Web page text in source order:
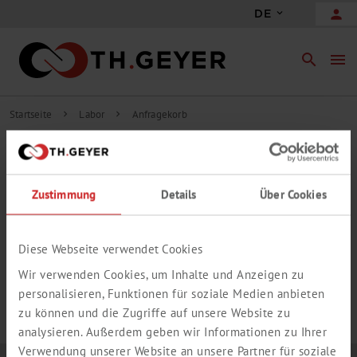
Zustimmung Details Über Cookies
Diese Webseite verwendet Cookies
Wir verwenden Cookies, um Inhalte und Anzeigen zu
personalisieren, Funktionen für soziale Medien anbieten
zu können und die Zugriffe auf unsere Website zu
analysieren. Außerdem geben wir Informationen zu Ihrer
Verwendung unserer Website an unsere Partner für soziale
DE person
search menu
Startseite chevron_right Labor chevron_right Anfragekorb
INHALT ANFRAGEKORB
add_circle_outline Freie Anfrageposition hinzufügen
IHR ANFRAGEKORB IST LEER.